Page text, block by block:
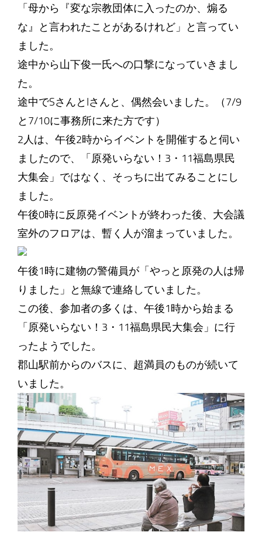
「母から『変な宗教団体に入ったのか、煽る
な』と言われたことがあるけれど」と言ってい
ました。
途中から山下俊一氏への口撃になっていきまし
た。
途中でSさんとIさんと、偶然会いました。（7/9
と7/10に事務所に来た方です）
2人は、午後2時からイベントを開催すると伺い
ましたので、「原発いらない！3・11福島県民
大集会」ではなく、そっちに出てみることにし
ました。
午後0時に反原発イベントが終わった後、大会議
室外のフロアは、暫く人が溜まっていました。
午後1時に建物の警備員が「やっと原発の人は帰
りました」と無線で連絡していました。
この後、参加者の多くは、午後1時から始まる
「原発いらない！3・11福島県民大集会」に行
ったようでした。
郡山駅前からのバスに、超満員のものが続いて
いました。